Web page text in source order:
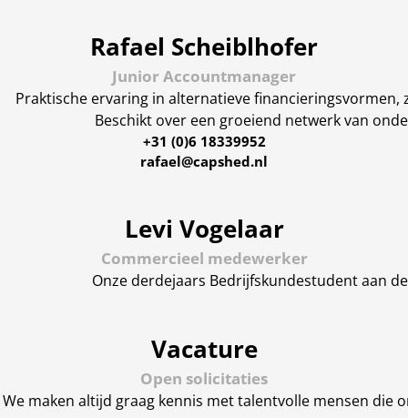
Rafael Scheiblhofer
Junior Accountmanager
Praktische ervaring in alternatieve
Beschikt over een groeiend netwerk van
+31 (0)6 18339952
rafael@capshed.nl
Levi Vogelaar
Commercieel medewerker
Onze derdejaars Bedrijfskunde­student aan
Vacature
Open solicitaties
We maken altijd graag kennis met talentvolle mensen die